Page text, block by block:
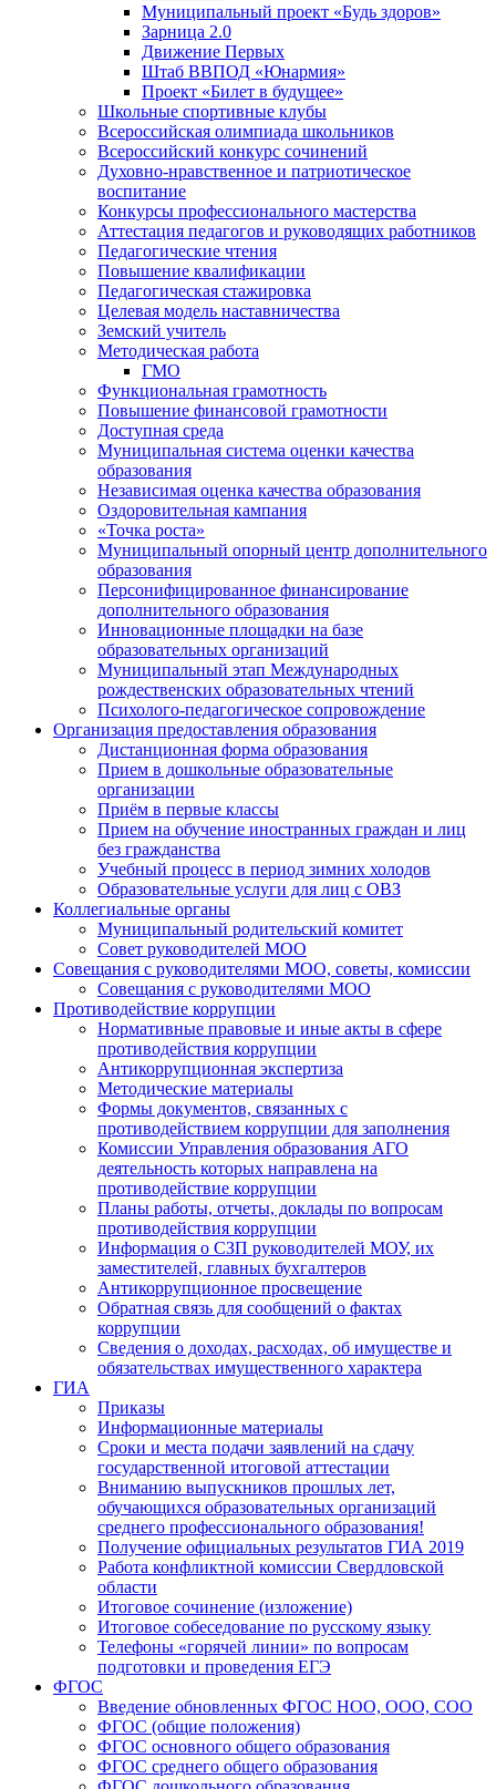
Муниципальный проект «Будь здоров»
Зарница 2.0
Движение Первых
Штаб ВВПОД «Юнармия»
Проект «Билет в будущее»
Школьные спортивные клубы
Всероссийская олимпиада школьников
Всероссийский конкурс сочинений
Духовно-нравственное и патриотическое
воспитание
Конкурсы профессионального мастерства
Аттестация педагогов и руководящих работников
Педагогические чтения
Повышение квалификации
Педагогическая стажировка
Целевая модель наставничества
Земский учитель
Методическая работа
ГМО
Функциональная грамотность
Повышение финансовой грамотности
Доступная среда
Муниципальная система оценки качества
образования
Независимая оценка качества образования
Оздоровительная кампания
«Точка роста»
Муниципальный опорный центр дополнительного
образования
Персонифицированное финансирование
дополнительного образования
Инновационные площадки на базе
образовательных организаций
Муниципальный этап Международных
рождественских образовательных чтений
Психолого-педагогическое сопровождение
Организация предоставления образования
Дистанционная форма образования
Прием в дошкольные образовательные
организации
Приём в первые классы
Прием на обучение иностранных граждан и лиц
без гражданства
Учебный процесс в период зимних холодов
Образовательные услуги для лиц с ОВЗ
Коллегиальные органы
Муниципальный родительский комитет
Совет руководителей МОО
Совещания с руководителями МОО, советы, комиссии
Совещания с руководителями МОО
Противодействие коррупции
Нормативные правовые и иные акты в сфере
противодействия коррупции
Антикоррупционная экспертиза
Методические материалы
Формы документов, связанных с
противодействием коррупции для заполнения
Комиссии Управления образования АГО
деятельность которых направлена на
противодействие коррупции
Планы работы, отчеты, доклады по вопросам
противодействия коррупции
Информация о СЗП руководителей МОУ, их
заместителей, главных бухгалтеров
Антикоррупционное просвещение
Обратная связь для сообщений о фактах
коррупции
Сведения о доходах, расходах, об имуществе и
обязательствах имущественного характера
ГИА
Приказы
Информационные материалы
Сроки и места подачи заявлений на сдачу
государственной итоговой аттестации
Вниманию выпускников прошлых лет,
обучающихся образовательных организаций
среднего профессионального образования!
Получение официальных результатов ГИА 2019
Работа конфликтной комиссии Свердловской
области
Итоговое сочинение (изложение)
Итоговое собеседование по русскому языку
Телефоны «горячей линии» по вопросам
подготовки и проведения ЕГЭ
ФГОС
Введение обновленных ФГОС НОО, ООО, СОО
ФГОС (общие положения)
ФГОС основного общего образования
ФГОС среднего общего образования